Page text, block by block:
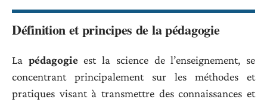
Définition et principes de la pédagogie
La pédagogieest la science de l’enseignement, se
concentrant principalement sur les méthodes et
pratiques visant à transmettre des connaissances et